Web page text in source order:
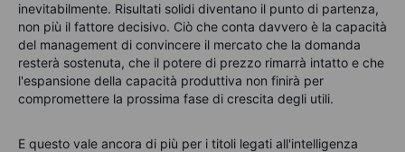
inevitabilmente. Risultati solidi diventano il punto di partenza,
non più il fattore decisivo. Ciò che conta davvero è la capacità
del management di convincere il mercato che la domanda
resterà sostenuta, che il potere di prezzo rimarrà intatto e che
l'espansione della capacità produttiva non finirà per
compromettere la prossima fase di crescita degli utili.
E questo vale ancora di più per i titoli legati all'intelligenza